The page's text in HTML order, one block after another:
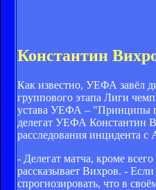
Константин
Как известно, УЕФА завёл
группового этапа Лиги
устава УЕФА – "Принципы
делегат УЕФА Константин
расследования инцидента с
- Делегат матча, кроме
рассказывает Вихров. -
спрогнозировать, что в